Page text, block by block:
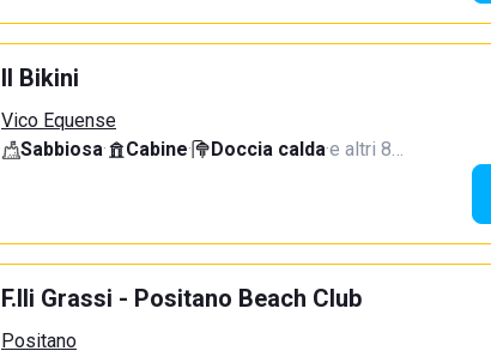
Il Bikini
Vico Equense
Sabbiosa· Cabine· Doccia calda·e altri 8…
F.lli Grassi - Positano Beach Club
Positano